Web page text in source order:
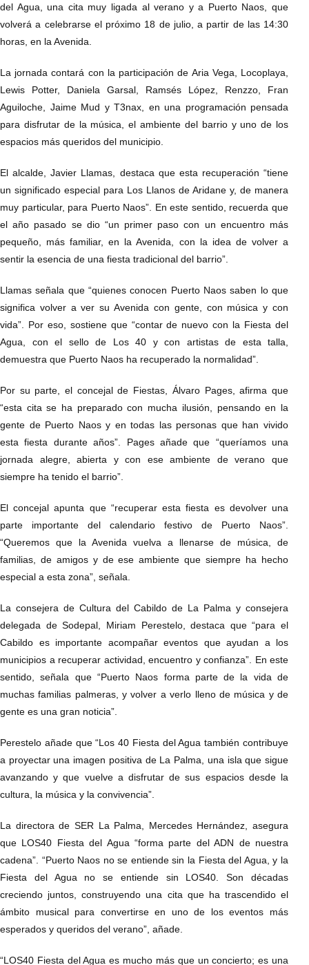
del Agua, una cita muy ligada al verano y a Puerto Naos, que
volverá a celebrarse el próximo 18 de julio, a partir de las 14:30
horas, en la Avenida.
La jornada contará con la participación de Aria Vega, Locoplaya,
Lewis Potter, Daniela Garsal, Ramsés López, Renzzo, Fran
Aguiloche, Jaime Mud y T3nax, en una programación pensada
para disfrutar de la música, el ambiente del barrio y uno de los
espacios más queridos del municipio.
El alcalde, Javier Llamas, destaca que esta recuperación “tiene
un significado especial para Los Llanos de Aridane y, de manera
muy particular, para Puerto Naos”. En este sentido, recuerda que
el año pasado se dio “un primer paso con un encuentro más
pequeño, más familiar, en la Avenida, con la idea de volver a
sentir la esencia de una fiesta tradicional del barrio”.
Llamas señala que “quienes conocen Puerto Naos saben lo que
significa volver a ver su Avenida con gente, con música y con
vida”. Por eso, sostiene que “contar de nuevo con la Fiesta del
Agua, con el sello de Los 40 y con artistas de esta talla,
demuestra que Puerto Naos ha recuperado la normalidad”.
Por su parte, el concejal de Fiestas, Álvaro Pages, afirma que
“esta cita se ha preparado con mucha ilusión, pensando en la
gente de Puerto Naos y en todas las personas que han vivido
esta fiesta durante años”. Pages añade que “queríamos una
jornada alegre, abierta y con ese ambiente de verano que
siempre ha tenido el barrio”.
El concejal apunta que “recuperar esta fiesta es devolver una
parte importante del calendario festivo de Puerto Naos”.
“Queremos que la Avenida vuelva a llenarse de música, de
familias, de amigos y de ese ambiente que siempre ha hecho
especial a esta zona”, señala.
La consejera de Cultura del Cabildo de La Palma y consejera
delegada de Sodepal, Miriam Perestelo, destaca que “para el
Cabildo es importante acompañar eventos que ayudan a los
municipios a recuperar actividad, encuentro y confianza”. En este
sentido, señala que “Puerto Naos forma parte de la vida de
muchas familias palmeras, y volver a verlo lleno de música y de
gente es una gran noticia”.
Perestelo añade que “Los 40 Fiesta del Agua también contribuye
a proyectar una imagen positiva de La Palma, una isla que sigue
avanzando y que vuelve a disfrutar de sus espacios desde la
cultura, la música y la convivencia”.
La directora de SER La Palma, Mercedes Hernández, asegura
que LOS40 Fiesta del Agua “forma parte del ADN de nuestra
cadena”. “Puerto Naos no se entiende sin la Fiesta del Agua, y la
Fiesta del Agua no se entiende sin LOS40. Son décadas
creciendo juntos, construyendo una cita que ha trascendido el
ámbito musical para convertirse en uno de los eventos más
esperados y queridos del verano”, añade.
“LOS40 Fiesta del Agua es mucho más que un concierto; es una